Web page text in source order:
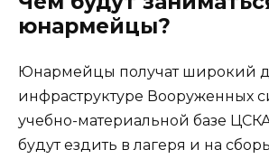
юнармейцы?
Юнармейцы получат широкий
инфраструктуре Вооруженных
учебно-материальной базе
будут ездить в лагеря и на